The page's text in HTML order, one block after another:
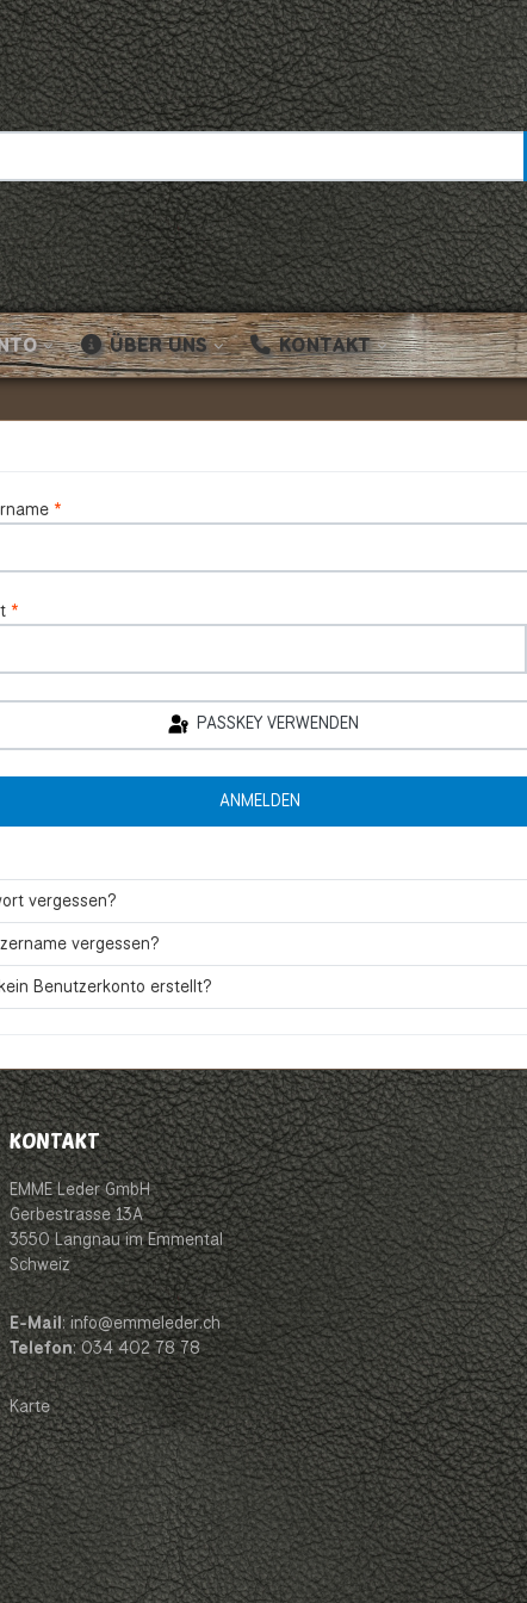
ÜBER UNS KONTAKT
*
*
PASSKEY VERWENDEN
ANMELDEN
vergessen?
vergessen?
Benutzerkonto erstellt?
KONTAKT
EMME Leder GmbH
Gerbestrasse 13A
3550 Langnau im Emmental
Schweiz
E-Mail: info@emmeleder.ch
Telefon: 034 402 78 78
Karte